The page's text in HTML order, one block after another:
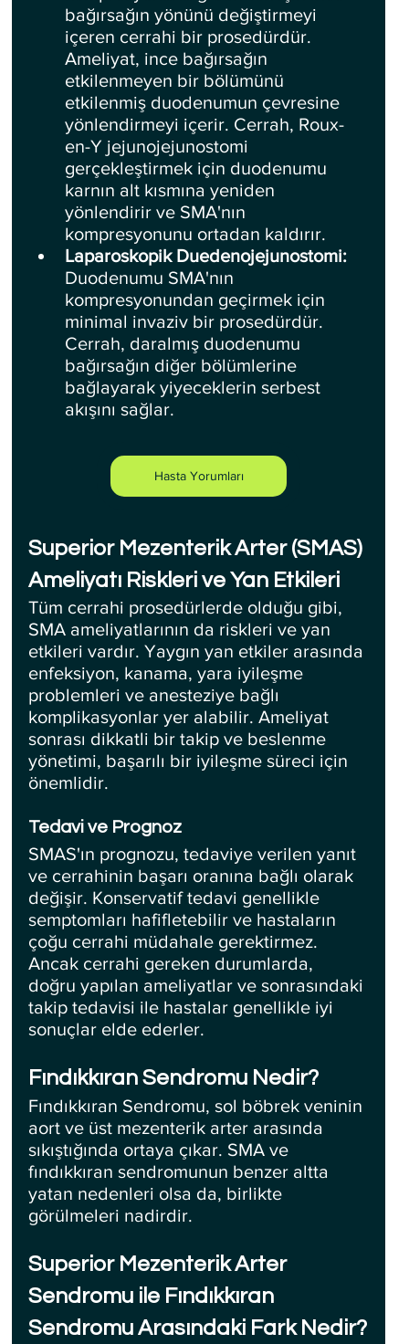
bağırsağın yönünü değiştirmeyi
içeren cerrahi bir prosedürdür.
Ameliyat, ince bağırsağın
etkilenmeyen bir bölümünü
etkilenmiş duodenumun çevresine
yönlendirmeyi içerir. Cerrah, Roux-
en-Y jejunojejunostomi
gerçekleştirmek için duodenumu
karnın alt kısmına yeniden
yönlendirir ve SMA'nın
kompresyonunu ortadan kaldırır.
Laparoskopik Duedenojejunostomi:
Duodenumu SMA'nın
kompresyonundan geçirmek için
minimal invaziv bir prosedürdür.
Cerrah, daralmış duodenumu
bağırsağın diğer bölümlerine
bağlayarak yiyeceklerin serbest
akışını sağlar.
Hasta Yorumları
Superior Mezenterik Arter (SMAS)
Ameliyatı Riskleri ve Yan Etkileri
Tüm cerrahi prosedürlerde olduğu gibi,
SMA ameliyatlarının da riskleri ve yan
etkileri vardır. Yaygın yan etkiler arasında
enfeksiyon, kanama, yara iyileşme
problemleri ve anesteziye bağlı
komplikasyonlar yer alabilir. Ameliyat
sonrası dikkatli bir takip ve beslenme
yönetimi, başarılı bir iyileşme süreci için
önemlidir.
Tedavi ve Prognoz
SMAS'ın prognozu, tedaviye verilen yanıt
ve cerrahinin başarı oranına bağlı olarak
değişir. Konservatif tedavi genellikle
semptomları hafifletebilir ve hastaların
çoğu cerrahi müdahale gerektirmez.
Ancak cerrahi gereken durumlarda,
doğru yapılan ameliyatlar ve sonrasındaki
takip tedavisi ile hastalar genellikle iyi
sonuçlar elde ederler.
Fındıkkıran Sendromu Nedir?
Fındıkkıran Sendromu, sol böbrek veninin
aort ve üst mezenterik arter arasında
sıkıştığında ortaya çıkar. SMA ve
fındıkkıran sendromunun benzer altta
yatan nedenleri olsa da, birlikte
görülmeleri nadirdir.
Superior Mezenterik Arter
Sendromu ile Fındıkkıran
Sendromu Arasındaki Fark Nedir?